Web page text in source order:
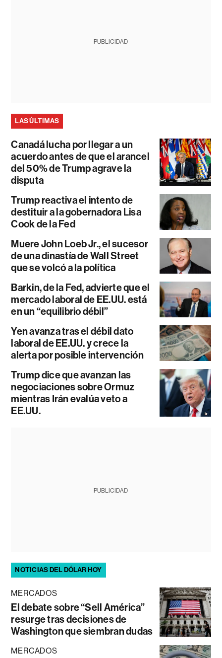
PUBLICIDAD
LAS ÚLTIMAS
Canadá lucha por llegar a un
acuerdo antes de que el arancel
del 50% de Trump agrave la
disputa
Trump reactiva el intento de
destituir a la gobernadora Lisa
Cook de la Fed
Muere John Loeb Jr., el sucesor
de una dinastía de Wall Street
que se volcó a la política
Barkin, de la Fed, advierte que el
mercado laboral de EE.UU. está
en un “equilibrio débil”
Yen avanza tras el débil dato
laboral de EE.UU. y crece la
alerta por posible intervención
Trump dice que avanzan las
negociaciones sobre Ormuz
mientras Irán evalúa veto a
EE.UU.
PUBLICIDAD
NOTICIAS DEL DÓLAR HOY
MERCADOS
El debate sobre “Sell América”
resurge tras decisiones de
Washington que siembran dudas
MERCADOS